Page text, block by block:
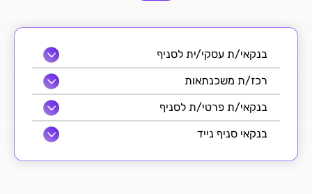
בנקאי/ת עסקי/ית לסניף
רכז/ת משכנתאות
בנקאי/ת פרטי/ת לסניף
בנקאי סניף נייד